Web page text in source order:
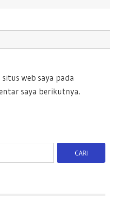
web saya pada
saya berikutnya.